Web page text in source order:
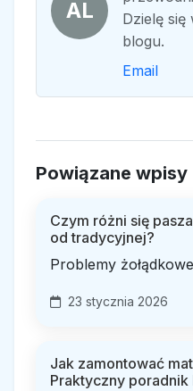
AL
Dzielę się
blogu.
Email
Powiązane wpisy
Czym różni się
od tradycyjnej?
Problemy
23 stycznia 2026
Jak zamontować
Praktyczny